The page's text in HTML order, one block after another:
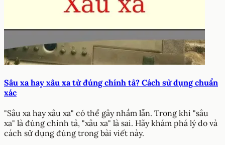
Sâu xa hay xâu xa từ đúng chính tả? Cách sử dụng chuẩn
xác
"Sâu xa hay xâu xa" có thể gây nhầm lẫn. Trong khi "sâu
xa" là đúng chính tả, "xâu xa" là sai. Hãy khám phá lý do và
cách sử dụng đúng trong bài viết này.